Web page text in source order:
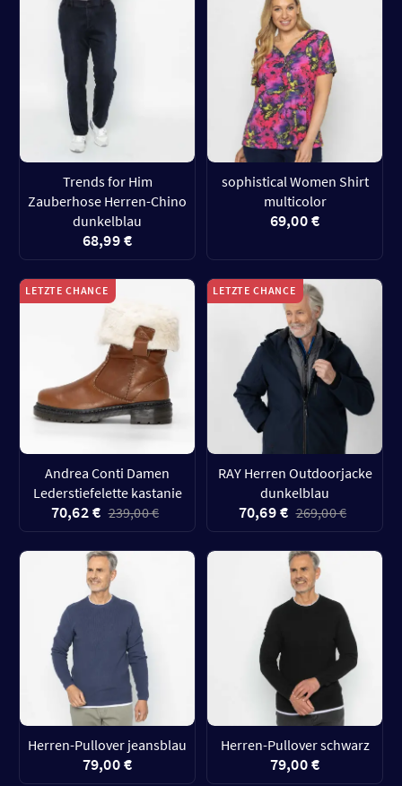
Trends for Him
Zauberhose Herren-Chino
dunkelblau
68,99 €
sophistical Women Shirt
multicolor
69,00 €
LETZTE CHANCE
Andrea Conti Damen
Lederstiefelette kastanie
70,62 € 239,00 €
LETZTE CHANCE
RAY Herren Outdoorjacke
dunkelblau
70,69 € 269,00 €
Herren-Pullover jeansblau
79,00 €
Herren-Pullover schwarz
79,00 €